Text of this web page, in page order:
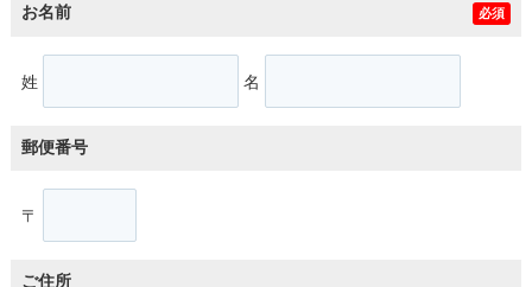
お名前 必須
姓 名
郵便番号
〒
ご住所